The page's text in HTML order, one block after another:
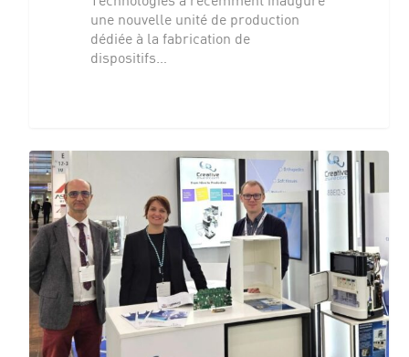
une nouvelle unité de production
dédiée à la fabrication de
dispositifs…